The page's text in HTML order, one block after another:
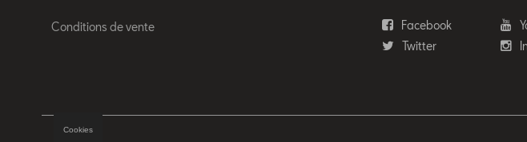
Conditions de vente Facebook
Twitter
Cookies